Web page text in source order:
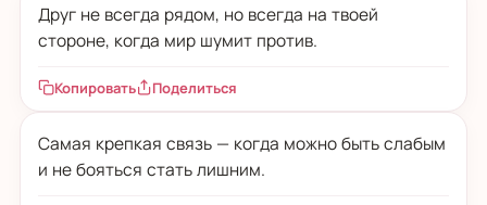
Друг не всегда рядом, но всегда на твоей
стороне, когда мир шумит против.
Копировать Поделиться
Самая крепкая связь — когда можно быть слабым
и не бояться стать лишним.